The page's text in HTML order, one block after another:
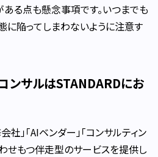
ある点も懸念事項です。いつまでも
陥ってしまわないように注意す
ンサルはSTANDARDにお
社」「AIベンダー」「コンサルティン
せもつ伴走型のサービスを提供し